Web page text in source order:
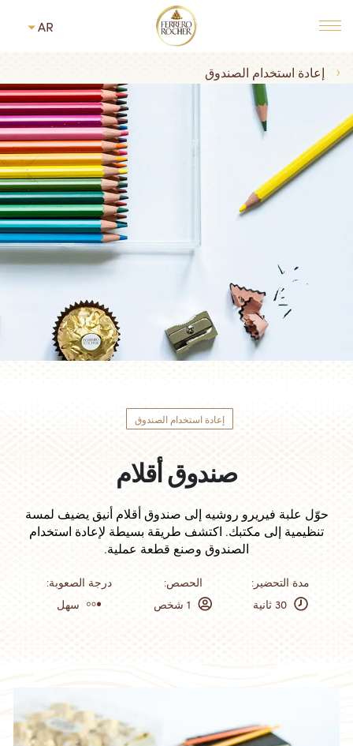
AR
MAIN NAVIGATION
إعادة استخدام الصندوق
إعادة استخدام الصندوق
صندوق أقلام
حوّل علبة فيريرو روشيه إلى صندوق أقلام أنيق يضيف لمسة
تنظيمية إلى مكتبك. اكتشف طريقة بسيطة لإعادة استخدام
الصندوق وصنع قطعة عملية.
:مدة التحضير :الحصص
:درجة الصعوبة
30 ثانية
1 شخص سهل